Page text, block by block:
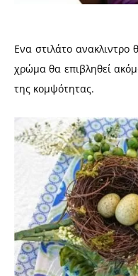
Ενα στιλάτο ανακλιντρο
χρώμα θα επιβληθεί
της κομψότητας.